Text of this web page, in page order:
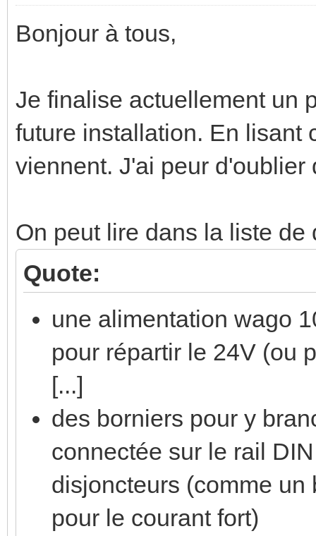
Bonjour à tous,
Je finalise actuellement un
future installation. En lisant
viennent. J'ai peur d'oublier
On peut lire dans la liste de
Quote:
une alimentation wago
pour répartir le 24V (ou
[...]
des borniers pour y
connectée sur le rail
disjoncteurs (comme
pour le courant fort)